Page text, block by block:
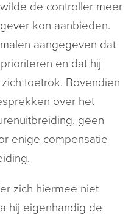
de controller meer
kon aanbieden.
aangegeven dat
en dat hij
toetrok. Bovendien
over het
geen
enige compensatie
zich hiermee niet
hij eigenhandig de